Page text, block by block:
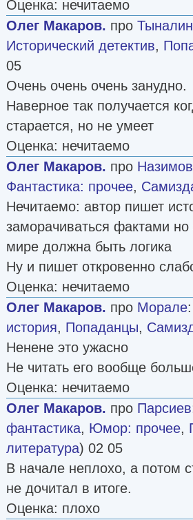
Оценка: нечитаемо
Олег Макаров. про Тыналин
Исторический детектив,
05
Очень очень очень занудно.
Наверное так получается
старается, но не умеет
Оценка: нечитаемо
Олег Макаров. про Назимов
Фантастика: прочее,
Нечитаемо: автор пишет
заморачиваться фактами
мире должна быть логика
Ну и пишет откровенно
Оценка: нечитаемо
Олег Макаров. про Морале:
история, Попаданцы,
Ненене это ужасно
Не читать его вообще
Оценка: нечитаемо
Олег Макаров. про Парсиев
фантастика, Юмор: прочее,
литература) 02 05
В начале неплохо, а потом
не дочитал в итоге.
Оценка: плохо